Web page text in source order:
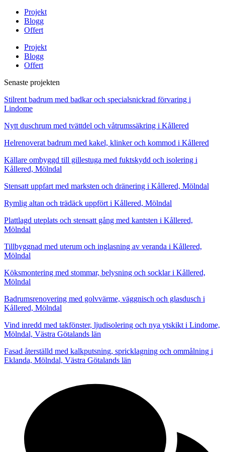
Projekt
Blogg
Offert
Projekt
Blogg
Offert
Senaste projekten
Stilrent badrum med badkar och specialsnickrad förvaring i
Lindome
Nytt duschrum med tvättdel och våtrumssäkring i Kållered
Helrenoverat badrum med kakel, klinker och kommod i Kållered
Källare ombyggd till gillestuga med fuktskydd och isolering i
Kållered, Mölndal
Stensatt uppfart med marksten och dränering i Kållered, Mölndal
Rymlig altan och trädäck uppfört i Kållered, Mölndal
Plattlagd uteplats och stensatt gång med kantsten i Kållered,
Mölndal
Tillbyggnad med uterum och inglasning av veranda i Kållered,
Mölndal
Köksmontering med stommar, belysning och socklar i Kållered,
Mölndal
Badrumsrenovering med golvvärme, väggnisch och glasdusch i
Kållered, Mölndal
Vind inredd med takfönster, ljudisolering och nya ytskikt i Lindome,
Mölndal, Västra Götalands län
Fasad återställd med kalkputsning, spricklagning och ommålning i
Eklanda, Mölndal, Västra Götalands län